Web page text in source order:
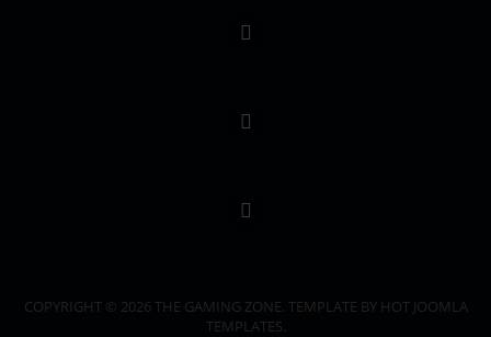
COPYRIGHT © 2026 THE GAMING ZONE. TEMPLATE BY HOT JOOMLA
TEMPLATES.